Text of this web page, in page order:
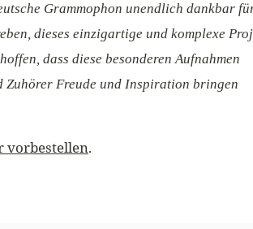
Grammophon unendlich dankbar
dieses einzigartige und komplexe
dass diese besonderen Aufnahmen
Zuhörer Freude und Inspiration bringen
vorbestellen.